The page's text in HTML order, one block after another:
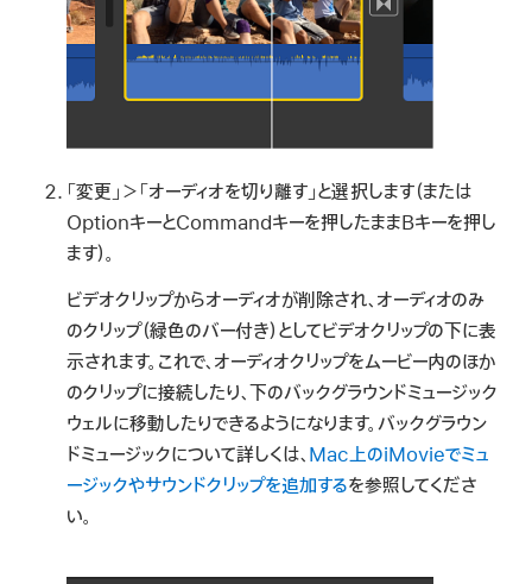
「変更」＞「オーディオを切り離す」と選択します（または
OptionキーとCommandキーを押したままBキーを押し
ます）。
ビデオクリップからオーディオが削除され、オーディオのみ
のクリップ（緑色のバー付き）としてビデオクリップの下に表
示されます。これで、オーディオクリップをムービー内のほか
のクリップに接続したり、下のバックグラウンドミュージック
ウェルに移動したりできるようになります。バックグラウン
ドミュージックについて詳しくは、 Mac上のiMovieでミュ
ージックやサウンドクリップを追加するを参照してくださ
い。